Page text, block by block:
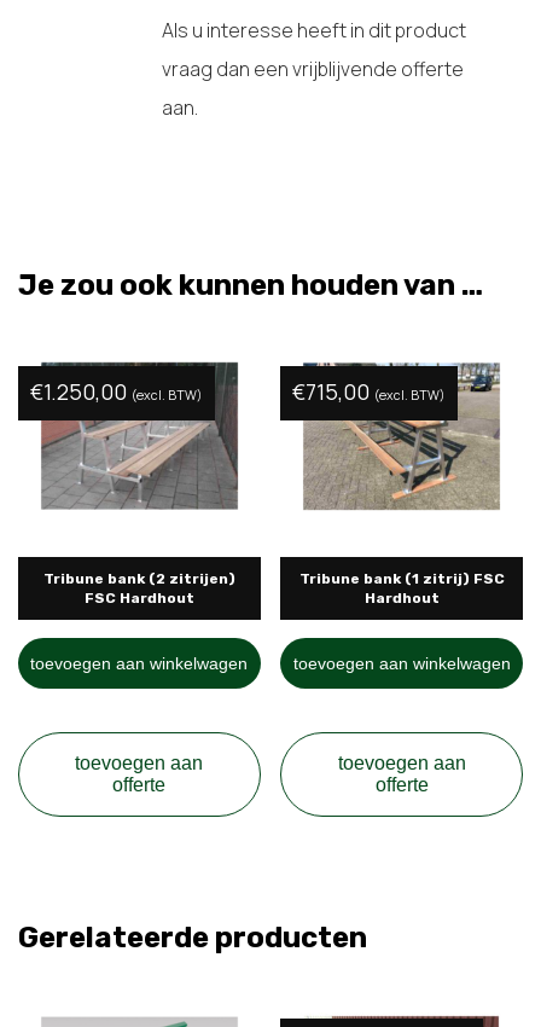
Als u interesse heeft in dit product
vraag dan een vrijblijvende offerte
aan.
Je zou ook kunnen houden van …
Tribune bank (2 zitrijen)
FSC Hardhout
€1.250,00 (excl. BTW)
toevoegen aan winkelwagen
toevoegen aan
offerte
Tribune bank (1 zitrij) FSC
Hardhout
€715,00 (excl. BTW)
toevoegen aan winkelwagen
toevoegen aan
offerte
Gerelateerde producten